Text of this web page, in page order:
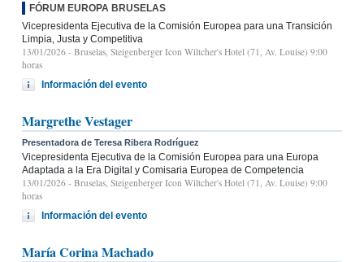
FÓRUM EUROPA BRUSELAS
Vicepresidenta Ejecutiva de la Comisión Europea para una Transición
Limpia, Justa y Competitiva
13/01/2026 - Bruselas, Steigenberger Icon Wiltcher's Hotel (71, Av. Louise) 9:00
horas
Información del evento
Margrethe Vestager
Presentadora de Teresa Ribera Rodríguez
Vicepresidenta Ejecutiva de la Comisión Europea para una Europa
Adaptada a la Era Digital y Comisaria Europea de Competencia
13/01/2026 - Bruselas, Steigenberger Icon Wiltcher's Hotel (71, Av. Louise) 9:00
horas
Información del evento
María Corina Machado